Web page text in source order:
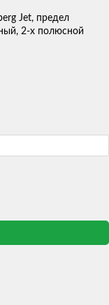
Jet, предел
2-х полюсной